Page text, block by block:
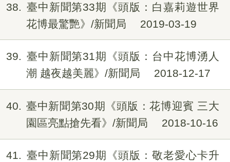
38
臺中新聞第33期《頭版：白嘉莉遊世界
花博最驚艷》/新聞局
2019-03-19
39
臺中新聞第31期《頭版：台中花博湧人
潮 越夜越美麗》/新聞局
2018-12-17
40
臺中新聞第30期《頭版：花博迎賓 三大
園區亮點搶先看》/新聞局
2018-10-16
41
臺中新聞第29期《頭版：敬老愛心卡升